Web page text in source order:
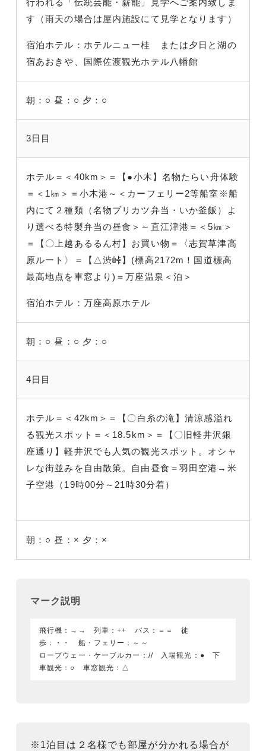
す（雨天の場合は屋内施設にて見学となります）
宿泊ホテル：ホテルニュー桂 または夕日と湖の
宿あおきや、国際佐渡観光ホテル八幡館
朝：○ 昼：○ 夕：○
3日目
ホテル＝＜40km＞＝【●小木】名物たらい舟体験
＝＜1㎞＞＝小木港～＜カーフェリー2等船室※船
内にて２種類（名物ブリカツ弁当・いか釜飯）よ
り選べる特製弁当の昼食＞～直江津港＝＜5㎞＞
＝【〇上越あるるん村】お買い物＝〈志賀草津高
原ルート〉＝【△渋峠】(標高2172m！国道標高
最高地点を車窓より)＝万座温泉＜泊＞
宿泊ホテル：万座高原ホテル
朝：○ 昼：○ 夕：○
4日目
ホテル＝＜42km＞＝【〇白糸の滝】清涼感溢れ
る観光スポット＝＜18.5km＞＝【〇旧軽井沢銀
座通り】軽井沢でも人気の観光スポット。オシャ
レな街並みを自由散策。自由昼食＝羽田空港→米
子空港（19時00分～21時30分着）
朝：○ 昼：× 夕：×
マーク説明
飛行機：→→ 列車：++ バス：＝＝ 徒
歩：・・ 船・フェリー：～～
ロープウェー・ケーブルカー：// 入場観光：● 下
車観光：○ 車窓観光：△
※1泊目は２名様でも部屋が分かれる場合が